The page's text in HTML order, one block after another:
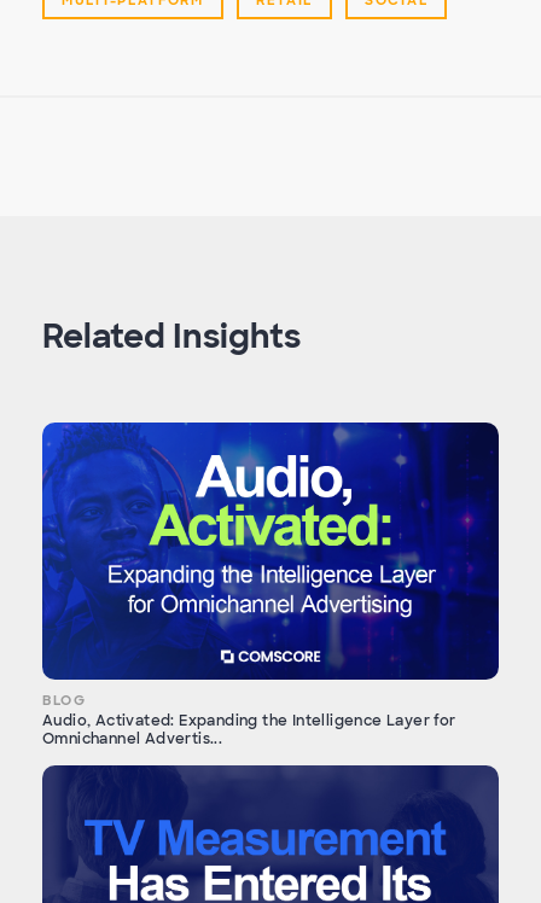
Related Insights
BLOG
Audio, Activated: Expanding the Intelligence Layer for
Omnichannel Advertis...